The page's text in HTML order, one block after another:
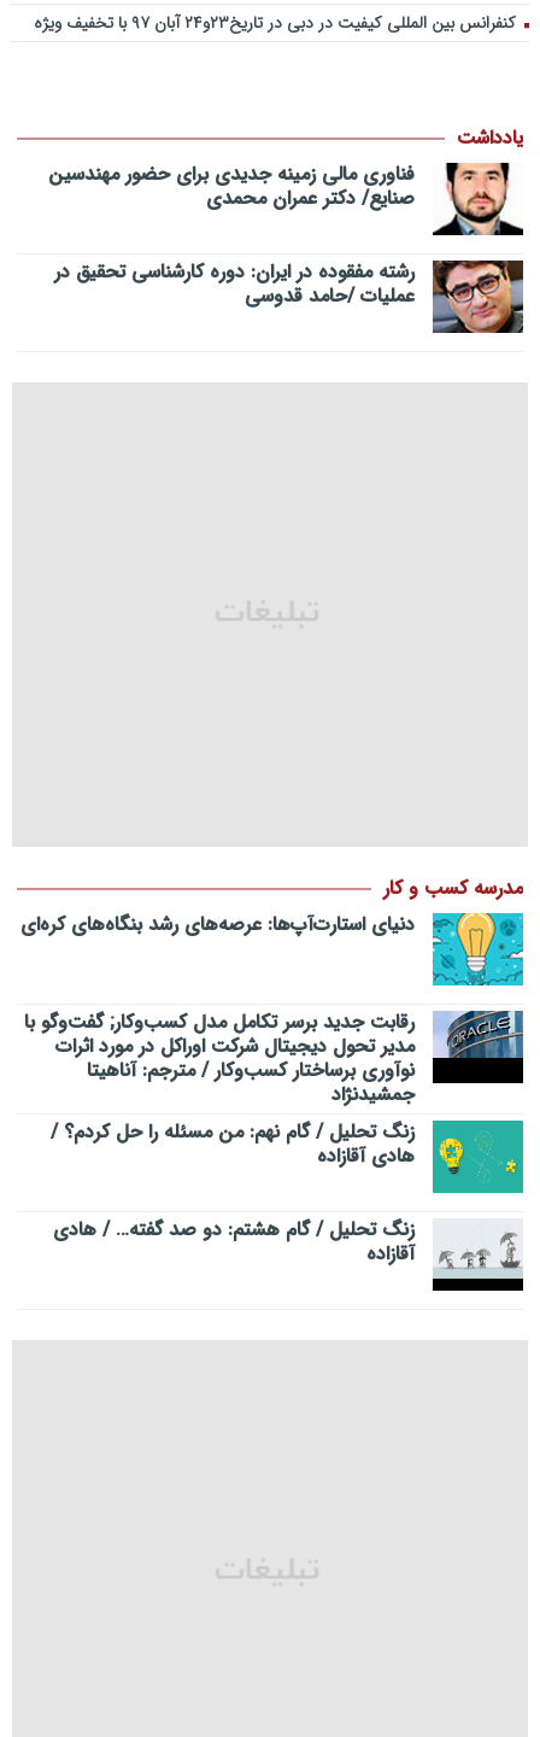
کنفرانس بین المللی کیفیت در دبی در تاریخ۲۳و۲۴ آبان ۹۷ با تخفیف ویژه
یادداشت
فناوری مالی زمینه جدیدی برای حضور مهندسین
صنایع/ دکتر عمران محمدی
رشته مفقوده در ایران: دوره کارشناسی تحقیق در
عملیات /حامد قدوسی
مدرسه کسب و کار
دنیای استارت‌آپ‌ها: عرصه‌های رشد بنگاه‌های کره‌ای‌
رقابت جدید برسر تکامل مدل کسب‌و‌کار; گفت‌وگو با
مدیر تحول دیجیتال شرکت اوراکل در مورد اثرات
نوآوری برساختار کسب‌وکار / مترجم: آناهیتا
جمشیدنژاد
زنگ تحلیل / گام نهم: من مسئله را حل کردم؟ /
هادی آقازاده
زنگ تحلیل / گام هشتم: دو صد گفته… / هادی
آقازاده